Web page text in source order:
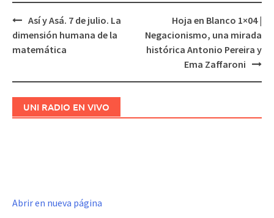
Navegación
de
Así y Asá. 7 de julio. La
dimensión humana de la
matemática
Hoja en Blanco 1×04 |
Negacionismo, una mirada
histórica Antonio Pereira y
Ema Zaffaroni
UNI RADIO EN VIVO
Abrir en nueva página